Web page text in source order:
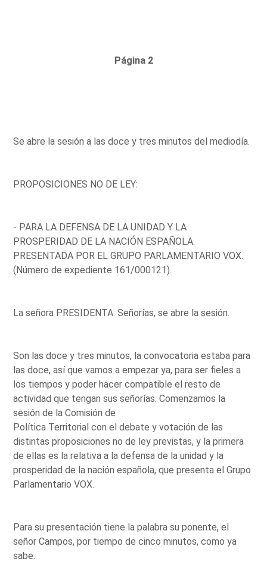
Página 2
Se abre la sesión a las doce y tres minutos del mediodía.
PROPOSICIONES NO DE LEY:
- PARA LA DEFENSA DE LA UNIDAD Y LA
PROSPERIDAD DE LA NACIÓN ESPAÑOLA.
PRESENTADA POR EL GRUPO PARLAMENTARIO VOX.
(Número de expediente 161/000121).
La señora PRESIDENTA: Señorías, se abre la sesión.
Son las doce y tres minutos, la convocatoria estaba para
las doce, así que vamos a empezar ya, para ser fieles a
los tiempos y poder hacer compatible el resto de
actividad que tengan sus señorías. Comenzamos la
sesión de la Comisión de
Política Territorial con el debate y votación de las
distintas proposiciones no de ley previstas, y la primera
de ellas es la relativa a la defensa de la unidad y la
prosperidad de la nación española, que presenta el Grupo
Parlamentario VOX.
Para su presentación tiene la palabra su ponente, el
señor Campos, por tiempo de cinco minutos, como ya
sabe.